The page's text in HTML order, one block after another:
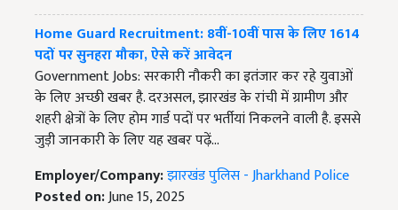
Home Guard Recruitment: 8वीं-10वीं पास के लिए 1614
पदों पर सुनहरा मौका, ऐसे करें आवेदन
Government Jobs: सरकारी नौकरी का इतंजार कर रहे युवाओं
के लिए अच्छी खबर है. दरअसल, झारखंड के रांची में ग्रामीण और
शहरी क्षेत्रों के लिए होम गार्ड पदों पर भर्तीयां निकलने वाली है. इससे
जुड़ी जानकारी के लिए यह खबर पढ़ें...
Employer/Company:झारखंड पुलिस - Jharkhand Police
Posted on:June 15, 2025